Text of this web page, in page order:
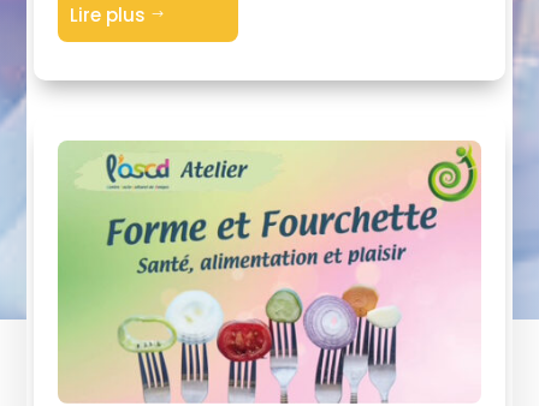
Lire plus $